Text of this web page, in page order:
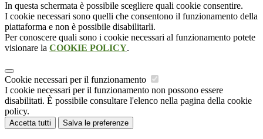
In questa schermata è possibile scegliere quali cookie consentire.
I cookie necessari sono quelli che consentono il funzionamento della
piattaforma e non è possibile disabilitarli.
Per conoscere quali sono i cookie necessari al funzionamento potete
visionare la COOKIE POLICY.
Cookie necessari per il funzionamento
I cookie necessari per il funzionamento non possono essere
disabilitati. È possibile consultare l'elenco nella pagina della cookie
policy.
Accetta tutti Salva le preferenze